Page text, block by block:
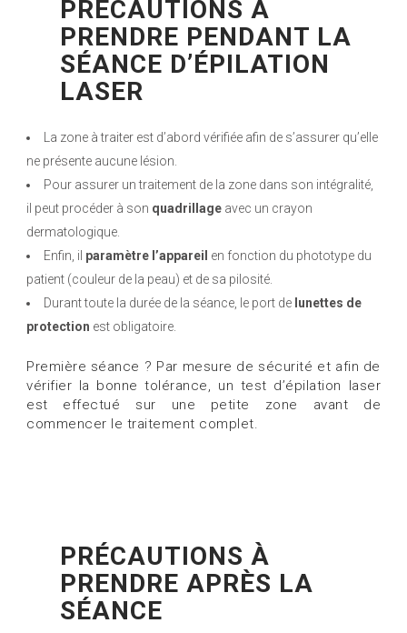
PRÉCAUTIONS À
PRENDRE PENDANT LA
SÉANCE D’ÉPILATION
LASER
La zone à traiter est d’abord vérifiée afin de s’assurer qu’elle
ne présente aucune lésion.
Pour assurer un traitement de la zone dans son intégralité,
il peut procéder à son quadrillage avec un crayon
dermatologique.
Enfin, il paramètre l’appareil en fonction du phototype du
patient (couleur de la peau) et de sa pilosité.
Durant toute la durée de la séance, le port de lunettes de
protection est obligatoire.
Première séance ? Par mesure de sécurité et afin de
vérifier la bonne tolérance, un test d’épilation laser
est effectué sur une petite zone avant de
commencer le traitement complet.
PRÉCAUTIONS À
PRENDRE APRÈS LA
SÉANCE